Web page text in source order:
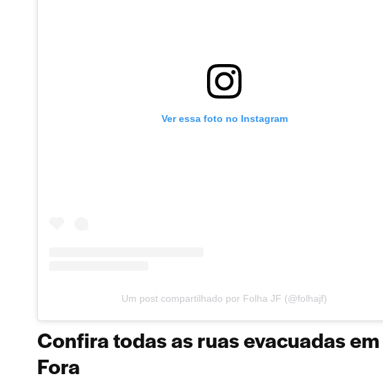
Ver essa foto no Instagram
Um post compartilhado por Folha JF (@folhajf)
Confira todas as ruas evacuadas
Fora